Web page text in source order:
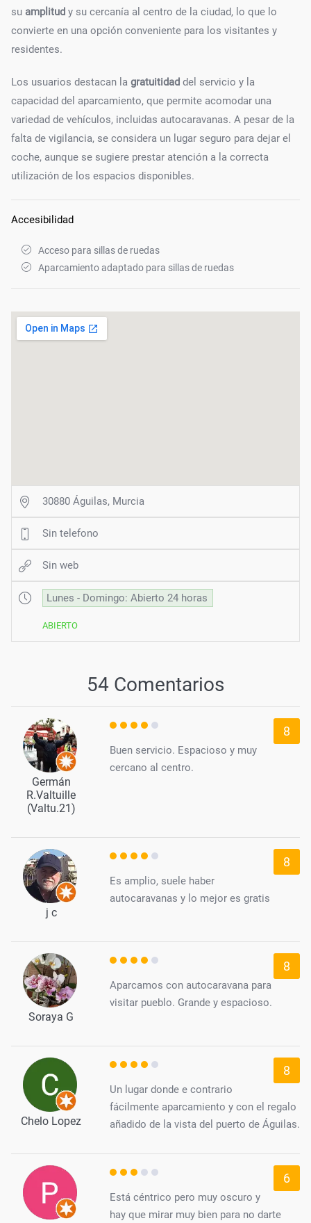
su amplitud y su cercanía al centro de la ciudad, lo que lo
convierte en una opción conveniente para los visitantes y
residentes.
Los usuarios destacan la gratuitidad del servicio y la
capacidad del aparcamiento, que permite acomodar una
variedad de vehículos, incluidas autocaravanas. A pesar de la
falta de vigilancia, se considera un lugar seguro para dejar el
coche, aunque se sugiere prestar atención a la correcta
utilización de los espacios disponibles.
Accesibilidad
Acceso para sillas de ruedas
Aparcamiento adaptado para sillas de ruedas
30880 Águilas, Murcia
Sin telefono
Sin web
Lunes - Domingo: Abierto 24 horas
ABIERTO
54 Comentarios
Germán
R.Valtuille
(Valtu.21)
8
Buen servicio. Espacioso y muy
cercano al centro.
j c
8
Es amplio, suele haber
autocaravanas y lo mejor es gratis
Soraya G
8
Aparcamos con autocaravana para
visitar pueblo. Grande y espacioso.
Chelo Lopez
8
Un lugar donde e contrario
fácilmente aparcamiento y con el regalo
añadido de la vista del puerto de Águilas.
6
Está céntrico pero muy oscuro y
hay que mirar muy bien para no darte